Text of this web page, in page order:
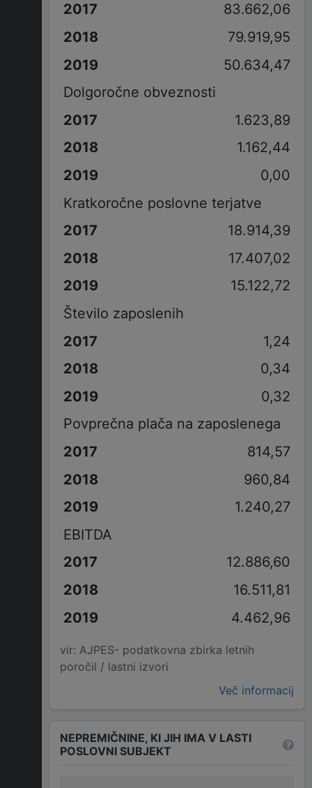
83.662,06
79.919,95
50.634,47
Dolgoročne obveznosti
1.623,89
1.162,44
0,00
Kratkoročne poslovne terjatve
18.914,39
17.407,02
15.122,72
Število zaposlenih
1,24
0,34
0,32
Povprečna plača na zaposlenega
814,57
960,84
1.240,27
EBITDA
12.886,60
16.511,81
4.462,96
vir: AJPES- podatkovna zbirka letnih
poročil / lastni izvori
Več informacij
NEPREMIČNINE, KI JIH IMA V LASTI
POSLOVNI SUBJEKT